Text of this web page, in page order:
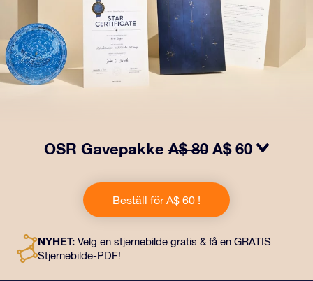
OSR Gavepakke A$ 80 A$ 60
gaven inkluderer en vakker konvolutt og personlige
dokumenter som kan sendes til en adresse etter eget
valg, samt digitale dokumenter og gratis bruk av våre
til venner og kjære på.
Beställ för A$ 60 !
NYHET: Velg en stjernebilde gratis & få en GRATIS
Stjernebilde-PDF!